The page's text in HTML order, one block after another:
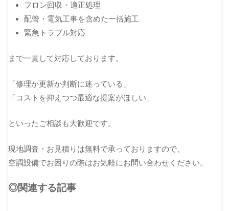
フロン回収・適正処理
配管・電気工事を含めた一括施工
緊急トラブル対応
まで一貫して対応しております。
「修理か更新か判断に迷っている」
「コストを抑えつつ最適な提案がほしい」
といったご相談も大歓迎です。
現地調査・お見積りは無料で承っておりますので、
空調設備でお困りの際はお気軽にお問い合わせください。
◎関連する記事